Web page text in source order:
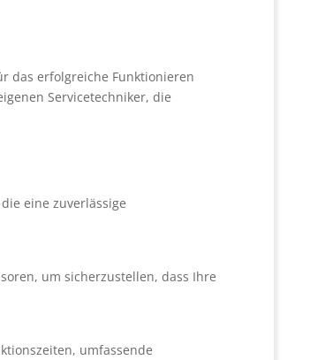
das erfolgreiche Funktionieren
Servicetechniker, die
eine zuverlässige
um sicherzustellen, dass Ihre
umfassende